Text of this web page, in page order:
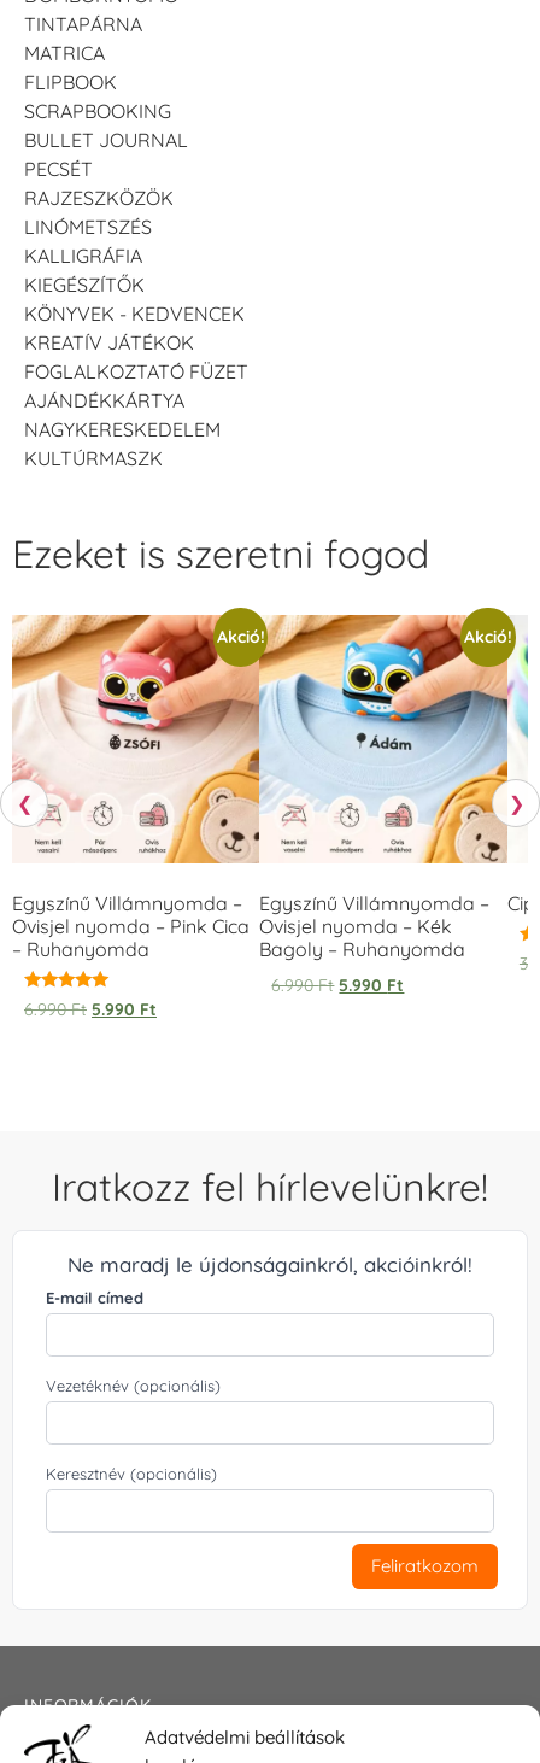
Adatvédelmi beállítások
TINTAPÁRNA
MATRICA
FLIPBOOK
SCRAPBOOKING
BULLET JOURNAL
PECSÉT
RAJZESZKÖZÖK
LINÓMETSZÉS
KALLIGRÁFIA
KIEGÉSZÍTŐK
KÖNYVEK - KEDVENCEK
KREATÍV JÁTÉKOK
FOGLALKOZTATÓ FÜZET
AJÁNDÉKKÁRTYA
NAGYKERESKEDELEM
KULTÚRMASZK
❮
Ezeket is szeretni fogod
Akció!
Egyszínű Villámnyomda –
Ovisjel nyomda – Pink Cica
– Ruhanyomda
Értékelés:
5.00
6.990Ft 5.990 Ft
Akció!
Egyszínű Villámnyomda –
Ovisjel nyomda – Kék
Bagoly – Ruhanyomda
6.990Ft 5.990 Ft
❯
Iratkozz fel hírlevelünkre!
Ne maradj le újdonságainkról, akcióinkról!
E-mail címed
Vezetéknév (opcionális)
Keresztnév (opcionális)
Feliratkozom
INFORMÁCIÓK
Általános szerződési feltételek